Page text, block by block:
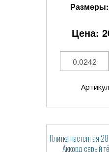
Размеры:
Цена:
Плитка настенная
Аккорд серый